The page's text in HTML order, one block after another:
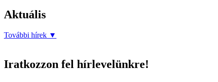
Aktuális
További hírek ▼
Iratkozzon fel hírlevelünkre!